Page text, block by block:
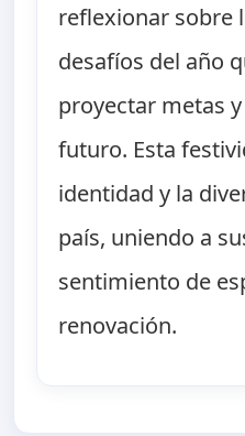
reflexionar sobre
desafíos del año
proyectar metas
futuro. Esta
identidad y la
país, uniendo a
sentimiento de
renovación.